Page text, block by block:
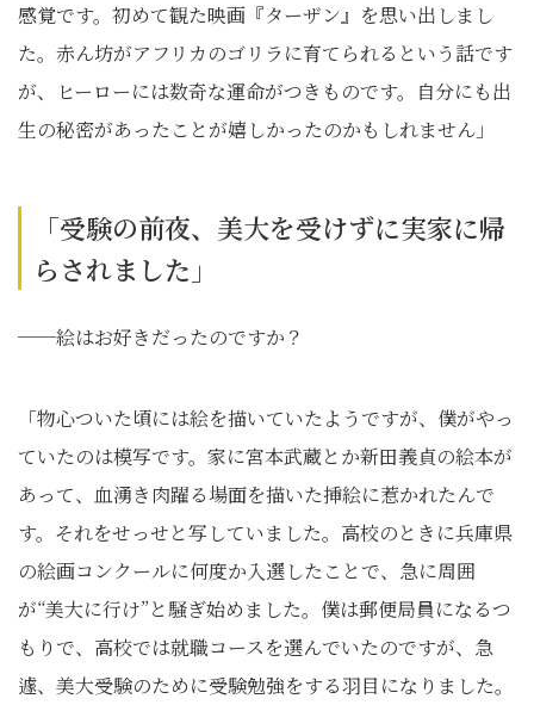
感覚です。初めて観た映画『ターザン』を思い出しまし
た。赤ん坊がアフリカのゴリラに育てられるという話です
が、ヒーローには数奇な運命がつきものです。自分にも出
生の秘密があったことが嬉しかったのかもしれません」
「受験の前夜、美大を受けずに実家に帰
らされました」
──絵はお好きだったのですか？
「物心ついた頃には絵を描いていたようですが、僕がやっ
ていたのは模写です。家に宮本武蔵とか新田義貞の絵本が
あって、血湧き肉躍る場面を描いた挿絵に惹かれたんで
す。それをせっせと写していました。高校のときに兵庫県
の絵画コンクールに何度か入選したことで、急に周囲
が“美大に行け”と騒ぎ始めました。僕は郵便局員になるつ
もりで、高校では就職コースを選んでいたのですが、急
遽、美大受験のために受験勉強をする羽目になりました。